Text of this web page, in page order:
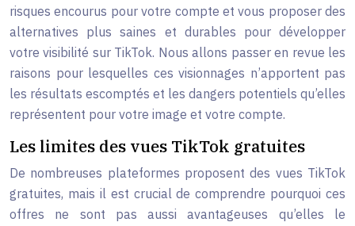
risques encourus pour votre compte et vous proposer des
alternatives plus saines et durables pour développer
votre visibilité sur TikTok. Nous allons passer en revue les
raisons pour lesquelles ces visionnages n’apportent pas
les résultats escomptés et les dangers potentiels qu’elles
représentent pour votre image et votre compte.
Les limites des vues TikTok gratuites
De nombreuses plateformes proposent des vues TikTok
gratuites, mais il est crucial de comprendre pourquoi ces
offres ne sont pas aussi avantageuses qu’elles le